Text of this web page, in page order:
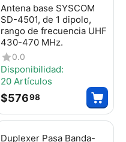
Antena base SYSCOM
SD-4501, de 1 dipolo,
rango de frecuencia UHF
430-470 MHz.
0.0
Disponibilidad:
20 Artículos
$57698
Duplexer Pasa Banda-